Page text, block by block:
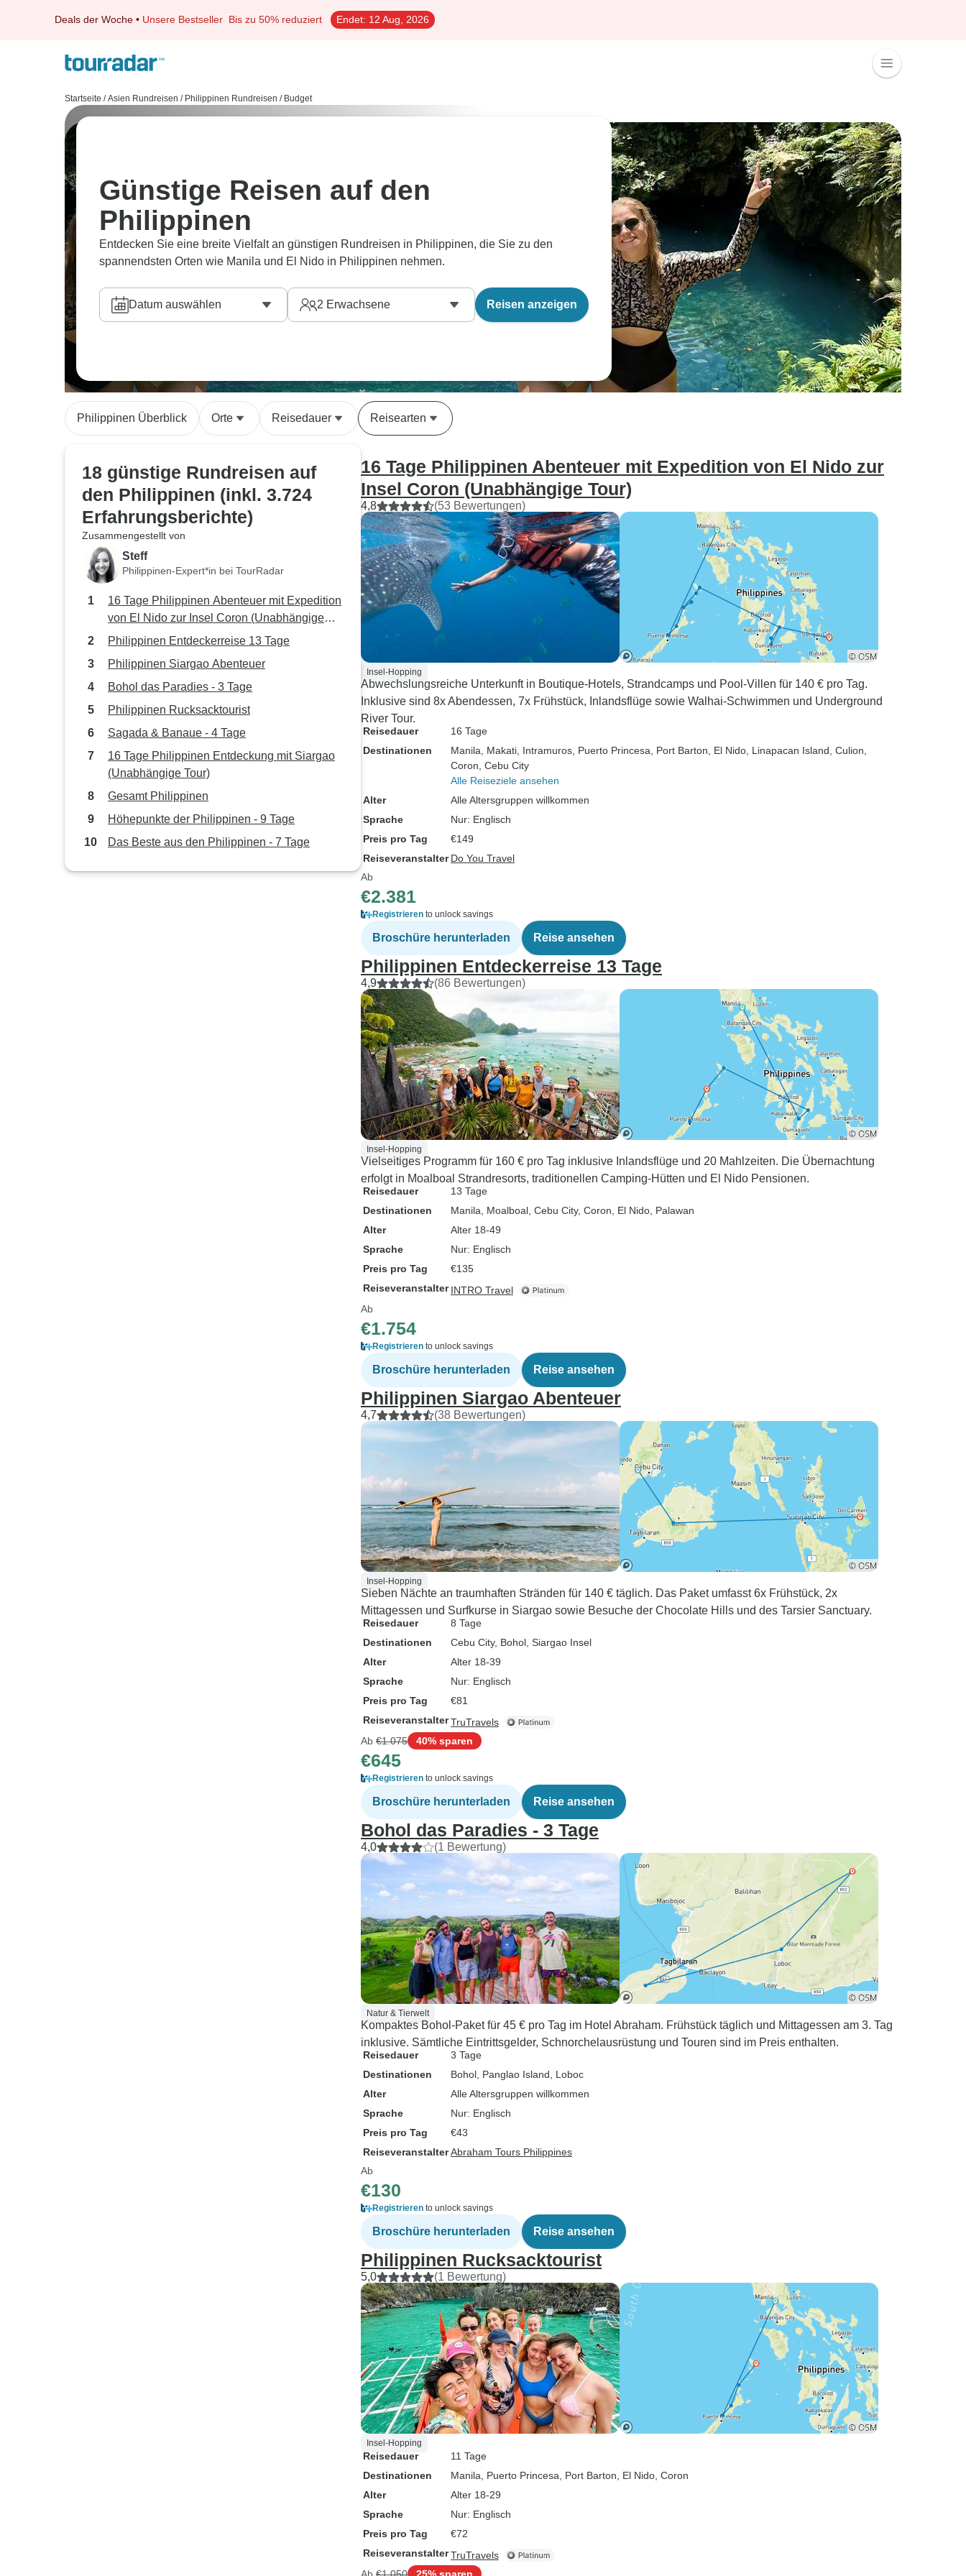
Deals der Woche • Unsere Bestseller Bis zu 50% reduziert Endet: 12 Aug, 2026
Startseite / Asien Rundreisen / Philippinen Rundreisen / Budget
Günstige Reisen auf den
Philippinen
Entdecken Sie eine breite Vielfalt an günstigen Rundreisen in Philippinen, die Sie zu den
spannendsten Orten wie Manila und El Nido in Philippinen nehmen.
Datum auswählen 2 Erwachsene Reisen anzeigen
Philippinen Überblick Orte Reisedauer Reisearten
18 günstige Rundreisen auf
den Philippinen (inkl. 3.724
Erfahrungsberichte)
Zusammengestellt von
Steff
Philippinen-Expert*in bei TourRadar
16 Tage Philippinen Abenteuer mit Expedition
von El Nido zur Insel Coron (Unabhängige
Tour)
Philippinen Entdeckerreise 13 Tage
Philippinen Siargao Abenteuer
Bohol das Paradies - 3 Tage
Philippinen Rucksacktourist
Sagada & Banaue - 4 Tage
16 Tage Philippinen Entdeckung mit Siargao
(Unabhängige Tour)
Gesamt Philippinen
Höhepunkte der Philippinen - 9 Tage
Das Beste aus den Philippinen - 7 Tage
16 Tage Philippinen Abenteuer mit Expedition von El Nido zur
Insel Coron (Unabhängige Tour)
4,8 (53 Bewertungen)
Insel-Hopping
Abwechslungsreiche Unterkunft in Boutique-Hotels, Strandcamps und Pool-Villen für 140 € pro Tag.
Inklusive sind 8x Abendessen, 7x Frühstück, Inlandsflüge sowie Walhai-Schwimmen und Underground
River Tour.
Reisedauer
16 Tage
Destinationen
Manila , Makati , Intramuros , Puerto Princesa , Port Barton , El Nido , Linapacan Island , Culion
Coron , Cebu City
Alle Reiseziele ansehen
Alter
Alle Altersgruppen willkommen
Sprache
Nur: Englisch
Preis pro Tag
€149
Reiseveranstalter Do You Travel
Ab
€2.381
Registrieren to unlock savings
Broschüre herunterladen Reise ansehen
Philippinen Entdeckerreise 13 Tage
4,9 (86 Bewertungen)
Insel-Hopping
Vielseitiges Programm für 160 € pro Tag inklusive Inlandsflüge und 20 Mahlzeiten. Die Übernachtung
erfolgt in Moalboal Strandresorts, traditionellen Camping-Hütten und El Nido Pensionen.
Reisedauer
13 Tage
Destinationen
Manila , Moalboal , Cebu City, Coron , El Nido , Palawan
Alter
Alter 18-49
Sprache
Nur: Englisch
Preis pro Tag
€135
Reiseveranstalter INTRO Travel
Ab
€1.754
Registrieren to unlock savings
Broschüre herunterladen Reise ansehen
Philippinen Siargao Abenteuer
4,7 (38 Bewertungen)
Insel-Hopping
Sieben Nächte an traumhaften Stränden für 140 € täglich. Das Paket umfasst 6x Frühstück, 2x
Mittagessen und Surfkurse in Siargao sowie Besuche der Chocolate Hills und des Tarsier Sanctuary.
Reisedauer
8 Tage
Destinationen
Cebu City, Bohol , Siargao Insel
Alter
Alter 18-39
Sprache
Nur: Englisch
Preis pro Tag
€81
ReiseveranstalterTruTravels
Ab €1.075 40% sparen
€645
Registrieren to unlock savings
Broschüre herunterladen Reise ansehen
Bohol das Paradies - 3 Tage
4,0 (1 Bewertung)
Natur & Tierwelt
Kompaktes Bohol-Paket für 45 € pro Tag im Hotel Abraham. Frühstück täglich und Mittagessen am 3. Tag
inklusive. Sämtliche Eintrittsgelder, Schnorchelausrüstung und Touren sind im Preis enthalten.
Reisedauer
3 Tage
Destinationen
Bohol , Panglao Island , Loboc
Alter
Alle Altersgruppen willkommen
Sprache
Nur: Englisch
Preis pro Tag
€43
ReiseveranstalterAbraham Tours Philippines
Ab
€130
Registrieren to unlock savings
Broschüre herunterladen Reise ansehen
Philippinen Rucksacktourist
5,0 (1 Bewertung)
Insel-Hopping
Reisedauer
11 Tage
Destinationen
Manila , Puerto Princesa , Port Barton , El Nido , Coron
Alter
Alter 18-29
Sprache
Nur: Englisch
Preis pro Tag
€72
ReiseveranstalterTruTravels
Ab €1.050 25% sparen